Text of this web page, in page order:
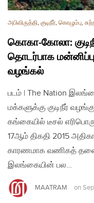
அபிவிருத்தி, குடிநீர், கொழும்பு,
கொகா-கோலா:
தொடர்பாக
வழங்கல்
படம் | The Nation
மக்களுக்கு குடிநீர்
கங்கையில் டீசல்
17ஆம் திகதி 2015
காரணமாக வணிகத்
இலங்கையின் பல…
MAATRAM on